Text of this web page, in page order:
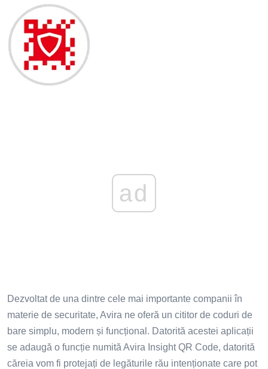
ad
Dezvoltat de una dintre cele mai importante companii în
materie de securitate, Avira ne oferă un cititor de coduri de
bare simplu, modern și funcțional. Datorită acestei aplicații
se adaugă o funcție numită Avira Insight QR Code, datorită
căreia vom fi protejați de legăturile rău intenționate care pot